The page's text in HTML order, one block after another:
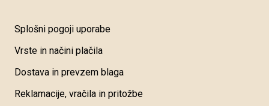
Splošni pogoji uporabe
Vrste in načini plačila
Dostava in prevzem blaga
Reklamacije, vračila in pritožbe